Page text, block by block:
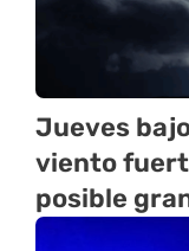
Jueves
viento
posible